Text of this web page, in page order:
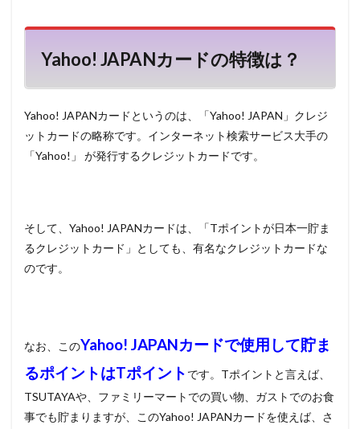
Yahoo! JAPANカードの特徴は？
Yahoo! JAPANカードというのは、「Yahoo! JAPAN」クレジ
ットカードの略称です。インターネット検索サービス大手の
「Yahoo!」 が発行するクレジットカードです。
そして、Yahoo! JAPANカードは、「Tポイントが日本一貯ま
るクレジットカード」としても、有名なクレジットカードな
のです。
なお、このYahoo! JAPANカードで使用して貯ま
るポイントはTポイント です。Tポイントと言えば、
TSUTAYAや、ファミリーマートでの買い物、ガストでのお食
事でも貯まりますが、このYahoo! JAPANカードを使えば、さ